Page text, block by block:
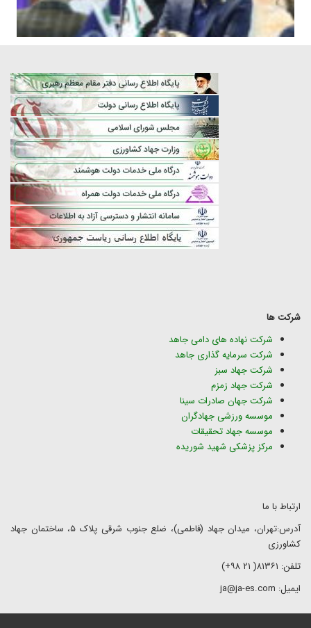
شرکت ها
شرکت نهاده های دامی جاهد
شرکت سرمایه گذاری جاهد
شرکت جهاد سبز
شرکت جهاد زمزم
شرکت جهان صادرات سینا
موسسه ورزشی جهادگران
موسسه جهاد تحقیقات
مرکز پزشکی شهید شوریده
ارتباط با ما
آدرس:تهران، میدان جهاد (فاطمی)، ضلع جنوب شرقی پلاک ۵، ساختمان جهاد
کشاورزی
تلفن: ۸۱۳۶۱( ۲۱ ۹۸+)
ایمیل: ja@ja-es.com